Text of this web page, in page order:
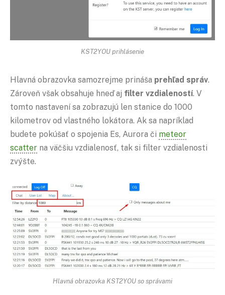
KST2YOU prihlásenie
Hlavná obrazovka samozrejme prináša prehľad správ.
Zároveň však obsahuje hneď aj filter vzdialeností. V
tomto nastavení sa zobrazujú len stanice do 1000
kilometrov od vlastného lokátora. Ak sa napríklad
budete pokúšať o spojenia Es, Aurora či meteor
scatter na väčšiu vzdialenosť, tak si filter vzdialenosti
zvýšte.
Hlavná obrazovka KST2YOU so správami